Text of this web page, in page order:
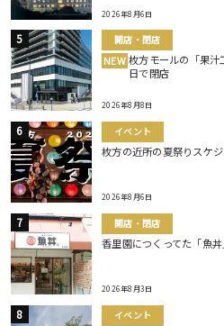
2026年8月6日
開店・閉店
NEW 枚方モールの「果
日で閉店
2026年8月8日
イベント
枚方の近所の夏祭りスケ
2026年8月6日
開店・閉店
香里園につくってた「魚
2026年8月3日
イベント